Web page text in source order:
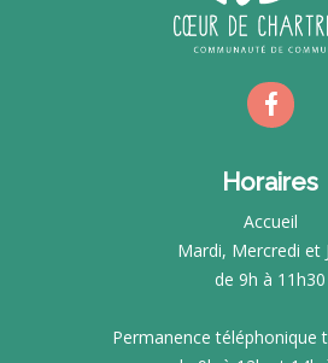
Horaires
Accueil
Mardi, Mercredi et
de 9h à 11h30
Permanence téléphonique